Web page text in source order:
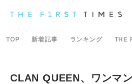
TOP 新着記事 ランキング THE
CLAN QUEEN、ワンマ